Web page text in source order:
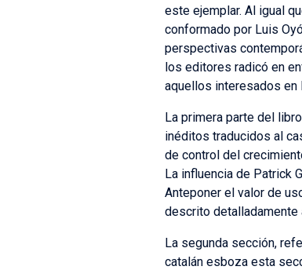
este ejemplar. Al igual
conformado por Luis
perspectivas
los editores radicó en
aquellos interesados en
La primera parte del
inéditos traducidos al
de control del
La influencia de Patrick
Anteponer el valor de
descrito detalladamente
La segunda sección,
catalán esboza esta